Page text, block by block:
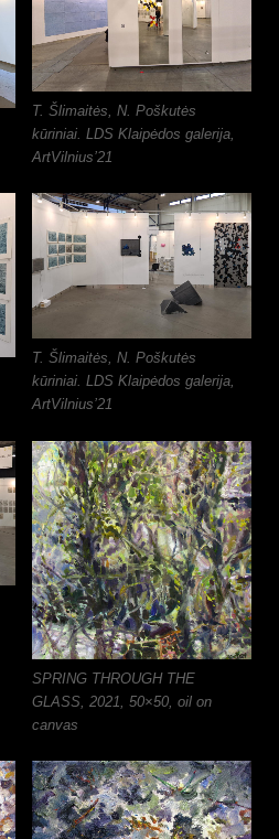
T. Šlimaitės, N. Poškutės
kūriniai. LDS Klaipėdos galerija,
ArtVilnius’21
T. Šlimaitės, N. Poškutės
kūriniai. LDS Klaipėdos galerija,
ArtVilnius’21
SPRING THROUGH THE
GLASS, 2021, 50×50, oil on
canvas